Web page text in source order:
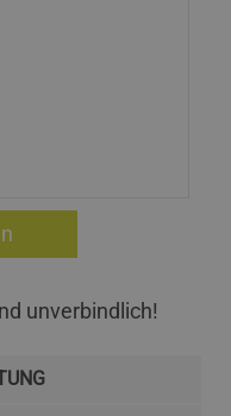
unverbindlich!